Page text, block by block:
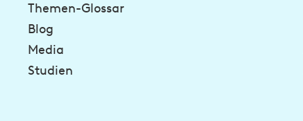
Themen-Glossar
Blog
Media
Studien